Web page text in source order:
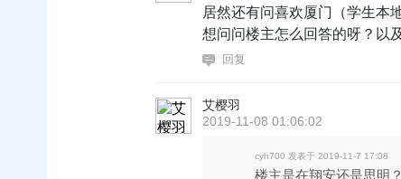
居然还有问喜欢厦门（学生本
想问问楼主怎么回答的呀？以
回复
艾樱羽
2019-11-08 01:06:02
cyh700 发表于 2019-11-7 17:08
楼主是在翔安还是思明？